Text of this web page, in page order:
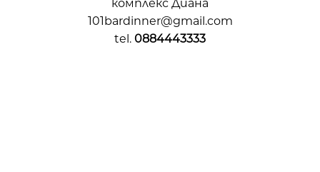
комплекс Диана
101bardinner@gmail.com
tel. 0884443333